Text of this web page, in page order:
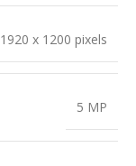
1920 x 1200 pixels
5 MP